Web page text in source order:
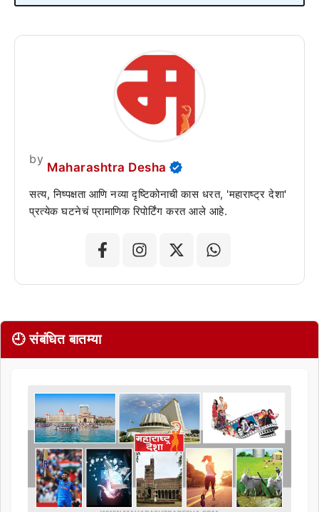
by
Maharashtra Desha
सत्य, निष्पक्षता आणि नव्या दृष्टिकोनाची कास धरत, 'महाराष्ट्र देशा'
प्रत्येक घटनेचं प्रामाणिक रिपोर्टिंग करत आले आहे.
🕘 संबंधित बातम्या